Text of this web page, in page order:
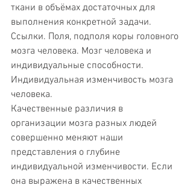
ткани в объёмах достаточных для
выполнения конкретной задачи.
Ссылки. Поля, подполя коры головного
мозга человека. Мозг человека и
индивидуальные способности.
Индивидуальная изменчивость мозга
человека.
Качественные различия в
организации мозга разных людей
совершенно меняют наши
представления о глубине
индивидуальной изменчивости. Если
она выражена в качественных